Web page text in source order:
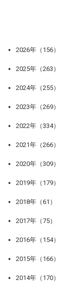
2026年（156）
2025年（263）
2024年（255）
2023年（269）
2022年（334）
2021年（266）
2020年（309）
2019年（179）
2018年（61）
2017年（75）
2016年（154）
2015年（166）
2014年（170）